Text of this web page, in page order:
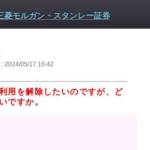
: 2024/05/17 10:42
用を解除したいのですが、ど
ですか。